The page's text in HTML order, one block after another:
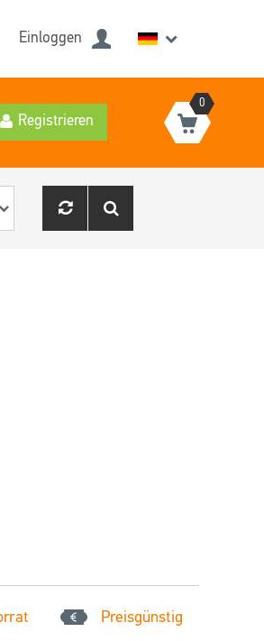
Einloggen
Registrieren
0
Preisgünstig